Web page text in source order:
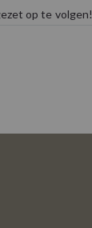
op te volgen!